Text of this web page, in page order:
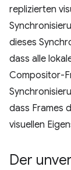
replizierten
dieses
dass alle
Compositor-
dass Frames
visuellen
Der